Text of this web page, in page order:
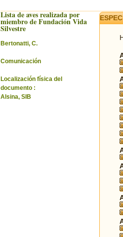
Lista de aves realizada por
miembro de Fundación Vida
Silvestre
Bertonatti, C.
Comunicación
Localización física del
documento :
Alsina, SIB